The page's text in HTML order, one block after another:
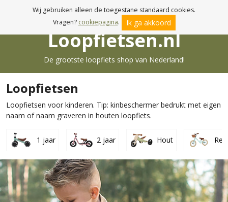
Gratis verzenden va. € 19,95
Loopfietsen.nl
De grootste loopfiets shop van Nederland!
Loopfietsen
Loopfietsen voor kinderen. Tip: kinbeschermer bedrukt met eigen
naam of naam graveren in houten loopfiets.
1 jaar 2 jaar Hout
Wij gebruiken alleen de toegestane standaard cookies.
Vragen? cookiepagina. Ik ga akkoord